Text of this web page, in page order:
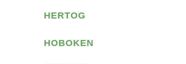
HERTOG
HOBOKEN